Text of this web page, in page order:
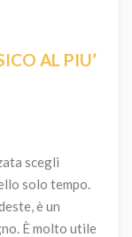
AL PIU’
scegli
solo tempo.
è un
È molto utile